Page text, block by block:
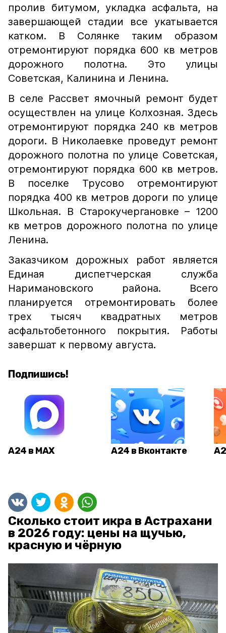
пролив битумом, укладка асфальта, на
завершающей стадии все укатывается
катком. В Солянке таким образом
отремонтируют порядка 600 кв метров
дорожного полотна. Это улицы
Советская, Калинина и Ленина.
В селе Рассвет ямочный ремонт будет
осуществлен на улице Колхозная. Здесь
отремонтируют порядка 240 кв метров
дороги. В Николаевке проведут ремонт
дорожного полотна по улице Советская,
отремонтируют порядка 600 кв метров.
В поселке Трусово отремонтируют
порядка 400 кв метров дороги по улице
Школьная. В Старокучергановке – 1200
кв метров дорожного полотна по улице
Ленина.
Заказчиком дорожных работ является
Единая диспетчерская служба
Наримановского района. Всего
планируется отремонтировать более
трех тысяч квадратных метров
асфальтобетонного покрытия. Работы
завершат к первому августа.
Подпишись!
А24 в MAX А24 в Вконтакте
Сколько стоит икра в Астрахани
в 2026 году: цены на щучью,
красную и чёрную